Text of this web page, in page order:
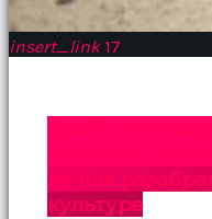
insert_link 17
лучше
культуре